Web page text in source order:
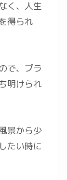
く、人生
得られ
で、プラ
明けられ
景から少
たい時に